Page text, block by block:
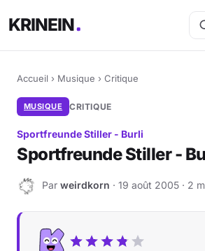
KRINEIN
Accueil › Musique › Critique
MUSIQUE CRITIQUE
Sportfreunde Stiller - Burli
Sportfreunde Stiller -
W Par weirdkorn · 19 août 2005 · 2